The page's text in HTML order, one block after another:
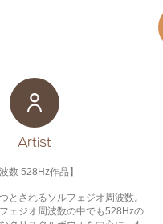
​Artist
数 528Hz作品】
とされるソルフェジオ周波数。
ェジオ周波数の中でも528Hzの